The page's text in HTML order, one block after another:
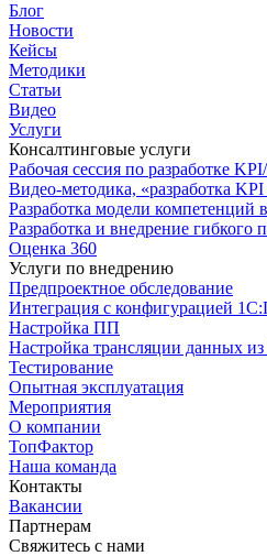
Блог
Новости
Кейсы
Методики
Статьи
Видео
Услуги
Консалтинговые услуги
Рабочая сессия по разработке
Видео-методика, «разработка KPI
Разработка модели компетенций
Разработка и внедрение гибкого
Оценка 360
Услуги по внедрению
Предпроектное обследование
Интеграция с конфигурацией
Настройка ПП
Настройка трансляции данных
Тестирование
Опытная эксплуатация
Мероприятия
О компании
ТопФактор
Наша команда
Контакты
Вакансии
Партнерам
Свяжитесь с нами